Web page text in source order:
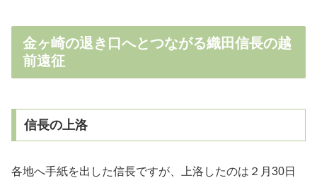
金ヶ崎の退き口へとつながる織田信長の越
前遠征
信長の上洛
各地へ手紙を出した信長ですが、上洛したのは２月30日